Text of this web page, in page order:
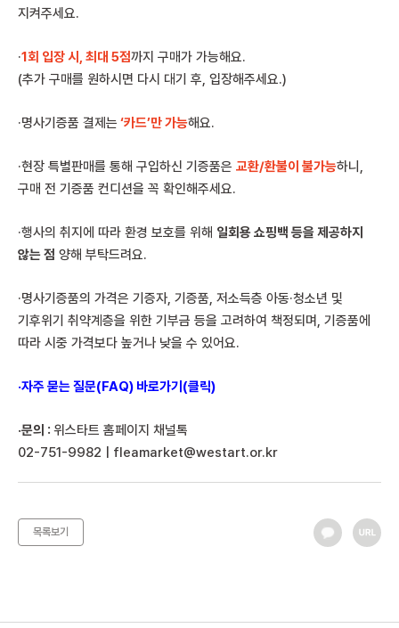
지켜주세요.
·1회 입장 시, 최대 5점까지 구매가 가능해요.
(추가 구매를 원하시면 다시 대기 후, 입장해주세요.)
·명사기증품 결제는 ‘카드’만 가능해요.
·현장 특별판매를 통해 구입하신 기증품은 교환/환불이 불가능하니,
구매 전 기증품 컨디션을 꼭 확인해주세요.
·행사의 취지에 따라 환경 보호를 위해 일회용 쇼핑백 등을 제공하지
않는 점 양해 부탁드려요.
·명사기증품의 가격은 기증자, 기증품, 저소득층 아동·청소년 및
기후위기 취약계층을 위한 기부금 등을 고려하여 책정되며, 기증품에
따라 시중 가격보다 높거나 낮을 수 있어요.
·자주 묻는 질문(FAQ) 바로가기(클릭)
·문의 : 위스타트 홈페이지 채널톡
02-751-9982 | fleamarket@westart.or.kr
목록보기